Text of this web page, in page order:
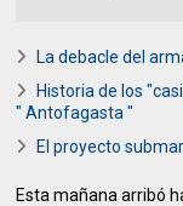
La debacle del
Historia de los
" Antofagasta "
El proyecto
Esta mañana arribó